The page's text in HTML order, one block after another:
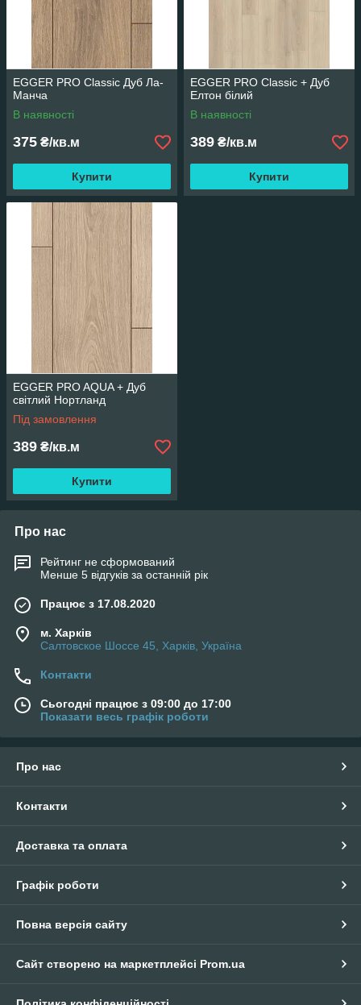
EGGER PRO Classic Дуб Ла-
Манча
В наявності
375 ₴/кв.м
Купити
EGGER PRO Classic + Дуб
Елтон білий
В наявності
389 ₴/кв.м
Купити
EGGER PRO AQUA + Дуб
світлий Нортланд
Під замовлення
389 ₴/кв.м
Купити
Про нас
Рейтинг не сформований
Менше 5 відгуків за останній рік
Працює з 17.08.2020
м. Харків
Салтовское Шоссе 45, Харків, Україна
Контакти
Сьогодні працює з 09:00 до 17:00
Показати весь графік роботи
Про нас
Контакти
Доставка та оплата
Графік роботи
Повна версія сайту
Сайт створено на маркетплейсі Prom.ua